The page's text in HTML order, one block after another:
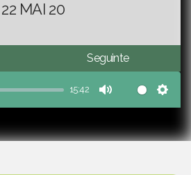
MAI 20
Seguinte
15:42
Mute